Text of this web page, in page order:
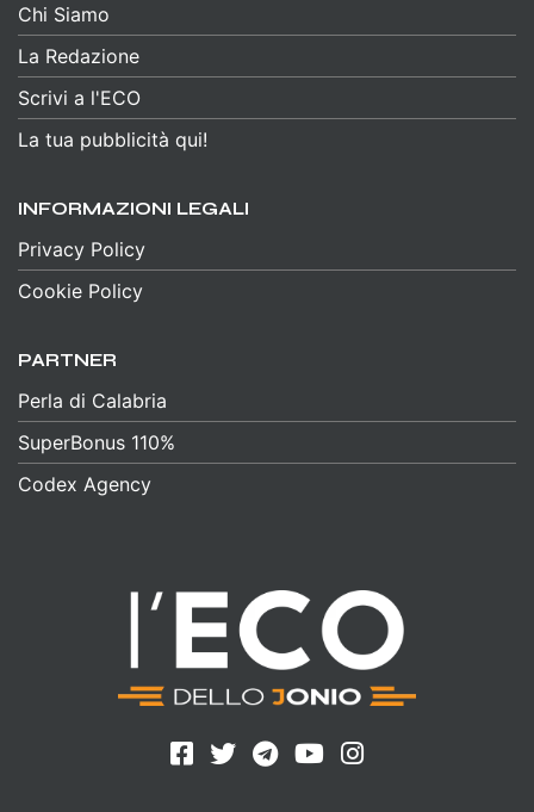
Chi Siamo
La Redazione
Scrivi a l'ECO
La tua pubblicità qui!
INFORMAZIONI LEGALI
Privacy Policy
Cookie Policy
PARTNER
Perla di Calabria
SuperBonus 110%
Codex Agency